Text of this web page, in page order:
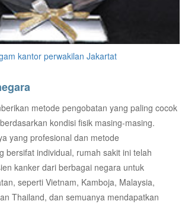
kantor perwakilan Jakartat
metode pengobatan yang paling cocok
kondisi fisik masing-masing.
yang profesional dan metode
bersifat individual, rumah sakit ini telah
kanker dari berbagai negara untuk
seperti Vietnam, Kamboja, Malaysia,
Thailand, dan semuanya mendapatkan